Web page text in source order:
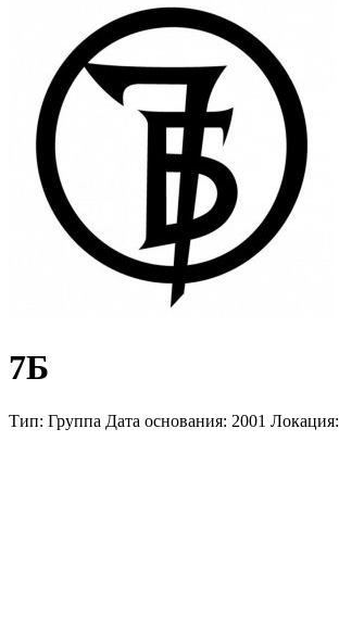
7Б
Тип: Группа Дата основания: 2001 Локация: